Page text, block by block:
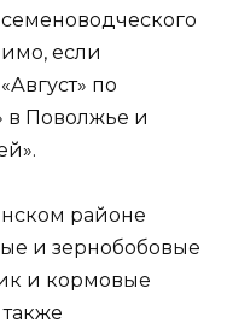
если
по
в Поволжье и
районе
и зернобобовые
и кормовые